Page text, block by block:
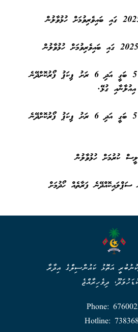
ދ އަތޮޅު ކައުންސިލަށް 5 ބަގީ އަދި 6 ރަށު ޕިކަޕު ފޯރުކޮށްދޭނެ
ގުޅޭ.
ދ އަތޮޅު ކައުންސިލަށް 5 ބަގީ އަދި 6 ރަށު ޕިކަޕު ފޯރުކޮށްދޭނެ
ކުރުމަށް ހުޅުވާލުން
ފަރާތެއް ހޯދުމަށް
އަތޮޅު ކައުންސިލްގެ އިދާރާ
ދިވެހިރާއްޖެ
Phone:
Hotline: